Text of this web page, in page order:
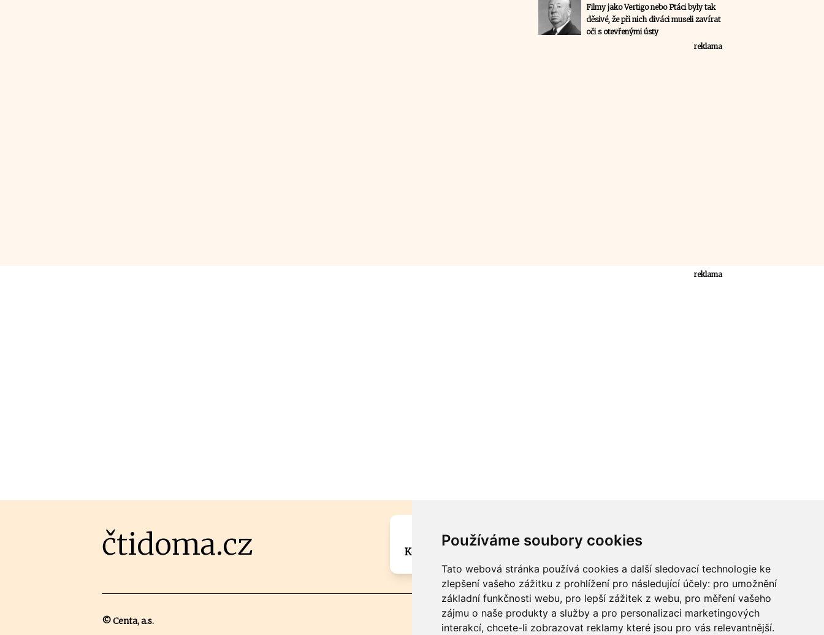
Používáme soubory cookies
Tato webová stránka používá cookies a další sledovací technologie ke
zlepšení vašeho zážitku z prohlížení pro následující účely: pro umožnění
základní funkčnosti webu, pro lepší zážitek z webu, pro měření vašeho
zájmu o naše produkty a služby a pro personalizaci marketingových
interakcí, chcete-li zobrazovat reklamy které jsou pro vás relevantnější.
Filmy jako Vertigo nebo Ptáci byly tak
děsivé, že při nich diváci museli zavírat
oči s otevřenými ústy
reklama
reklama
čtidoma.cz
Máte zajímavou informaci? Chcete spolupracovat?
Kontaktujte šéfredaktora Martina Chalupu:
© Centa, a.s.